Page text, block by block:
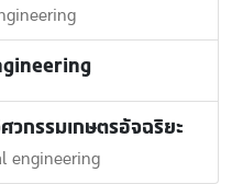
วกรรมเกษตรอัจฉริยะ
engineering